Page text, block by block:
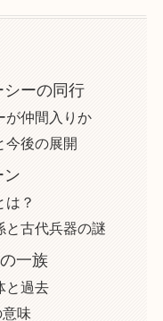
シーの同行
が仲間入りか
今後の展開
ン
は？
と古代兵器の謎
一族
と過去
味